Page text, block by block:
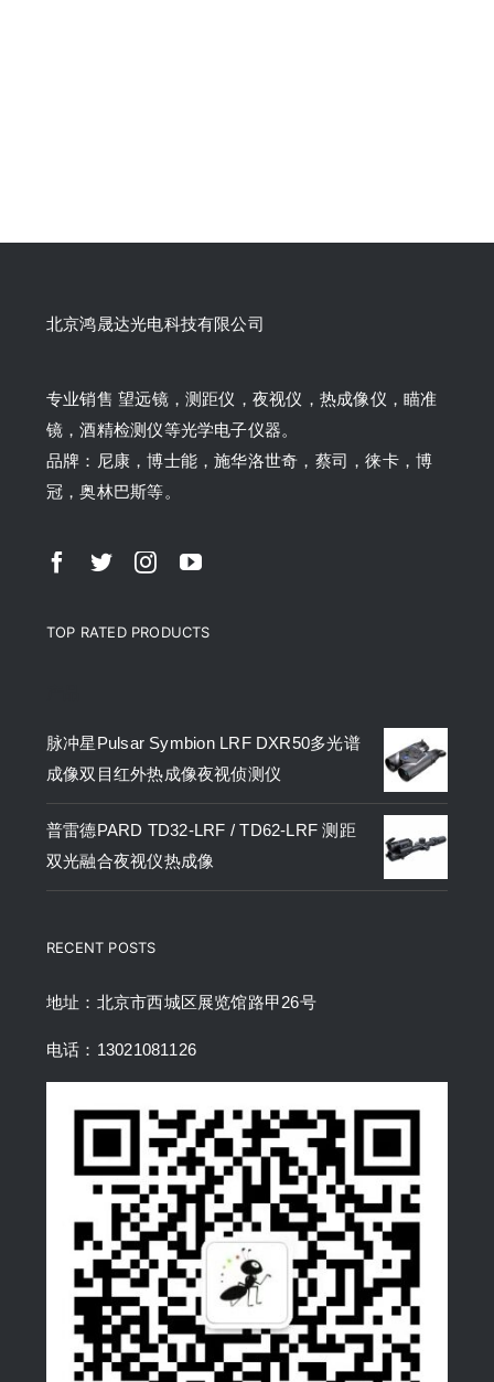
北京鸿晟达光电科技有限公司
专业销售 望远镜，测距仪，夜视仪，热成像仪，瞄准
镜，酒精检测仪等光学电子仪器。
品牌：尼康，博士能，施华洛世奇，蔡司，徕卡，博
冠，奥林巴斯等。
TOP RATED PRODUCTS
脉冲星Pulsar Symbion LRF DXR50多光谱
成像双目红外热成像夜视侦测仪
普雷德PARD TD32-LRF / TD62-LRF 测距
双光融合夜视仪热成像
RECENT POSTS
地址：北京市西城区展览馆路甲26号
电话：13021081126